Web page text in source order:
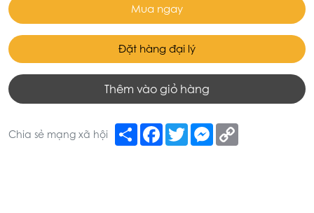
Mua ngay
Đặt hàng đại lý
Thêm vào giỏ hàng
Chia sẻ mạng xã hội Share Facebook
TwitterMessenger